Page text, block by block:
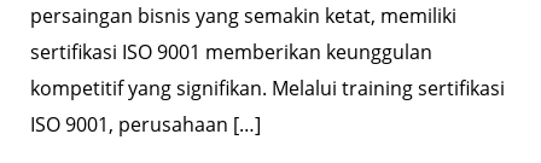
persaingan bisnis yang semakin ketat, memiliki
sertifikasi ISO 9001 memberikan keunggulan
kompetitif yang signifikan. Melalui training sertifikasi
ISO 9001, perusahaan […]